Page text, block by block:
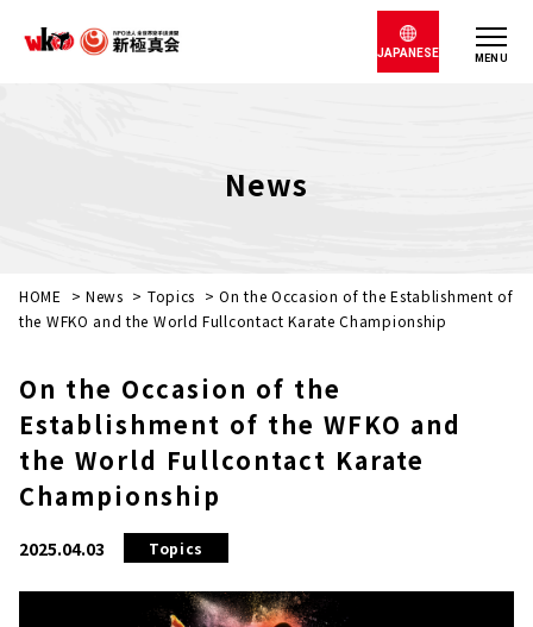
MENU
JAPANESE
News
HOME > News > Topics >On the Occasion of the Establishment of
the WFKO and the World Fullcontact Karate Championship
On the Occasion of the
Establishment of the WFKO and
the World Fullcontact Karate
Championship
2025.04.03 Topics